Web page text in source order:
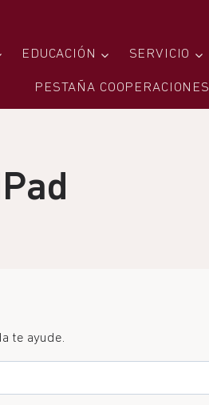
EDUCACIÓN SERVICIO
PESTAÑA COOPERACIONES
te ayude.